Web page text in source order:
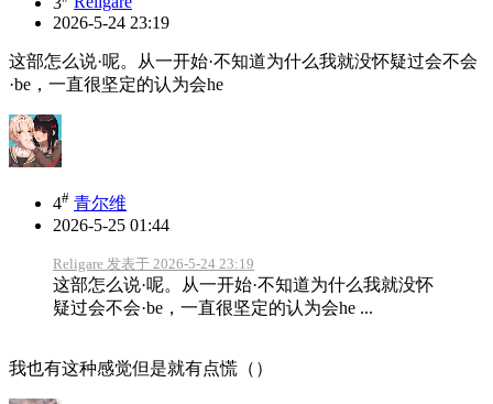
2026-5-24 23:19
这部怎么说·呢。从一开始·不知道为什么我就没怀疑过会不会
·be，一直很坚定的认为会he
4# 青尔维
2026-5-25 01:44
Religare 发表于 2026-5-24 23:19
这部怎么说·呢。从一开始·不知道为什么我就没怀
疑过会不会·be，一直很坚定的认为会he ...
我也有这种感觉但是就有点慌（）